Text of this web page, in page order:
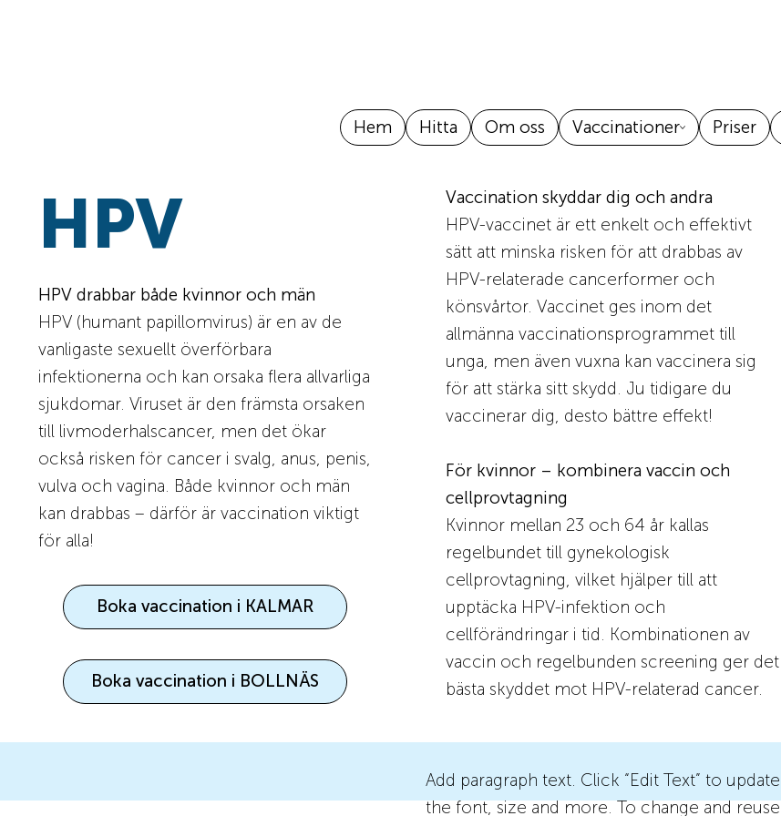
Hem Hitta Om oss Vaccinationer Priser
HPV
​HPV drabbar både kvinnor och män
HPV (humant papillomvirus) är en av de
vanligaste sexuellt överförbara
infektionerna och kan orsaka flera allvarliga
sjukdomar. Viruset är den främsta orsaken
till livmoderhalscancer, men det ökar
också risken för cancer i svalg, anus, penis,
vulva och vagina. Både kvinnor och män
kan drabbas – därför är vaccination viktigt
för alla!
Boka vaccination i KALMAR
Boka vaccination i BOLLNÄS
Vaccination skyddar dig och andra
HPV-vaccinet är ett enkelt och effektivt
sätt att minska risken för att drabbas av
HPV-relaterade cancerformer och
könsvårtor. Vaccinet ges inom det
allmänna vaccinationsprogrammet till
unga, men även vuxna kan vaccinera sig
för att stärka sitt skydd. Ju tidigare du
vaccinerar dig, desto bättre effekt!
För kvinnor – kombinera vaccin och
cellprovtagning
Kvinnor mellan 23 och 64 år kallas
regelbundet till gynekologisk
cellprovtagning, vilket hjälper till att
upptäcka HPV-infektion och
cellförändringar i tid. Kombinationen av
vaccin och regelbunden screening ger det
bästa skyddet mot HPV-relaterad cancer.
Add paragraph text. Click “Edit Text” to update
the font, size and more. To change and reuse